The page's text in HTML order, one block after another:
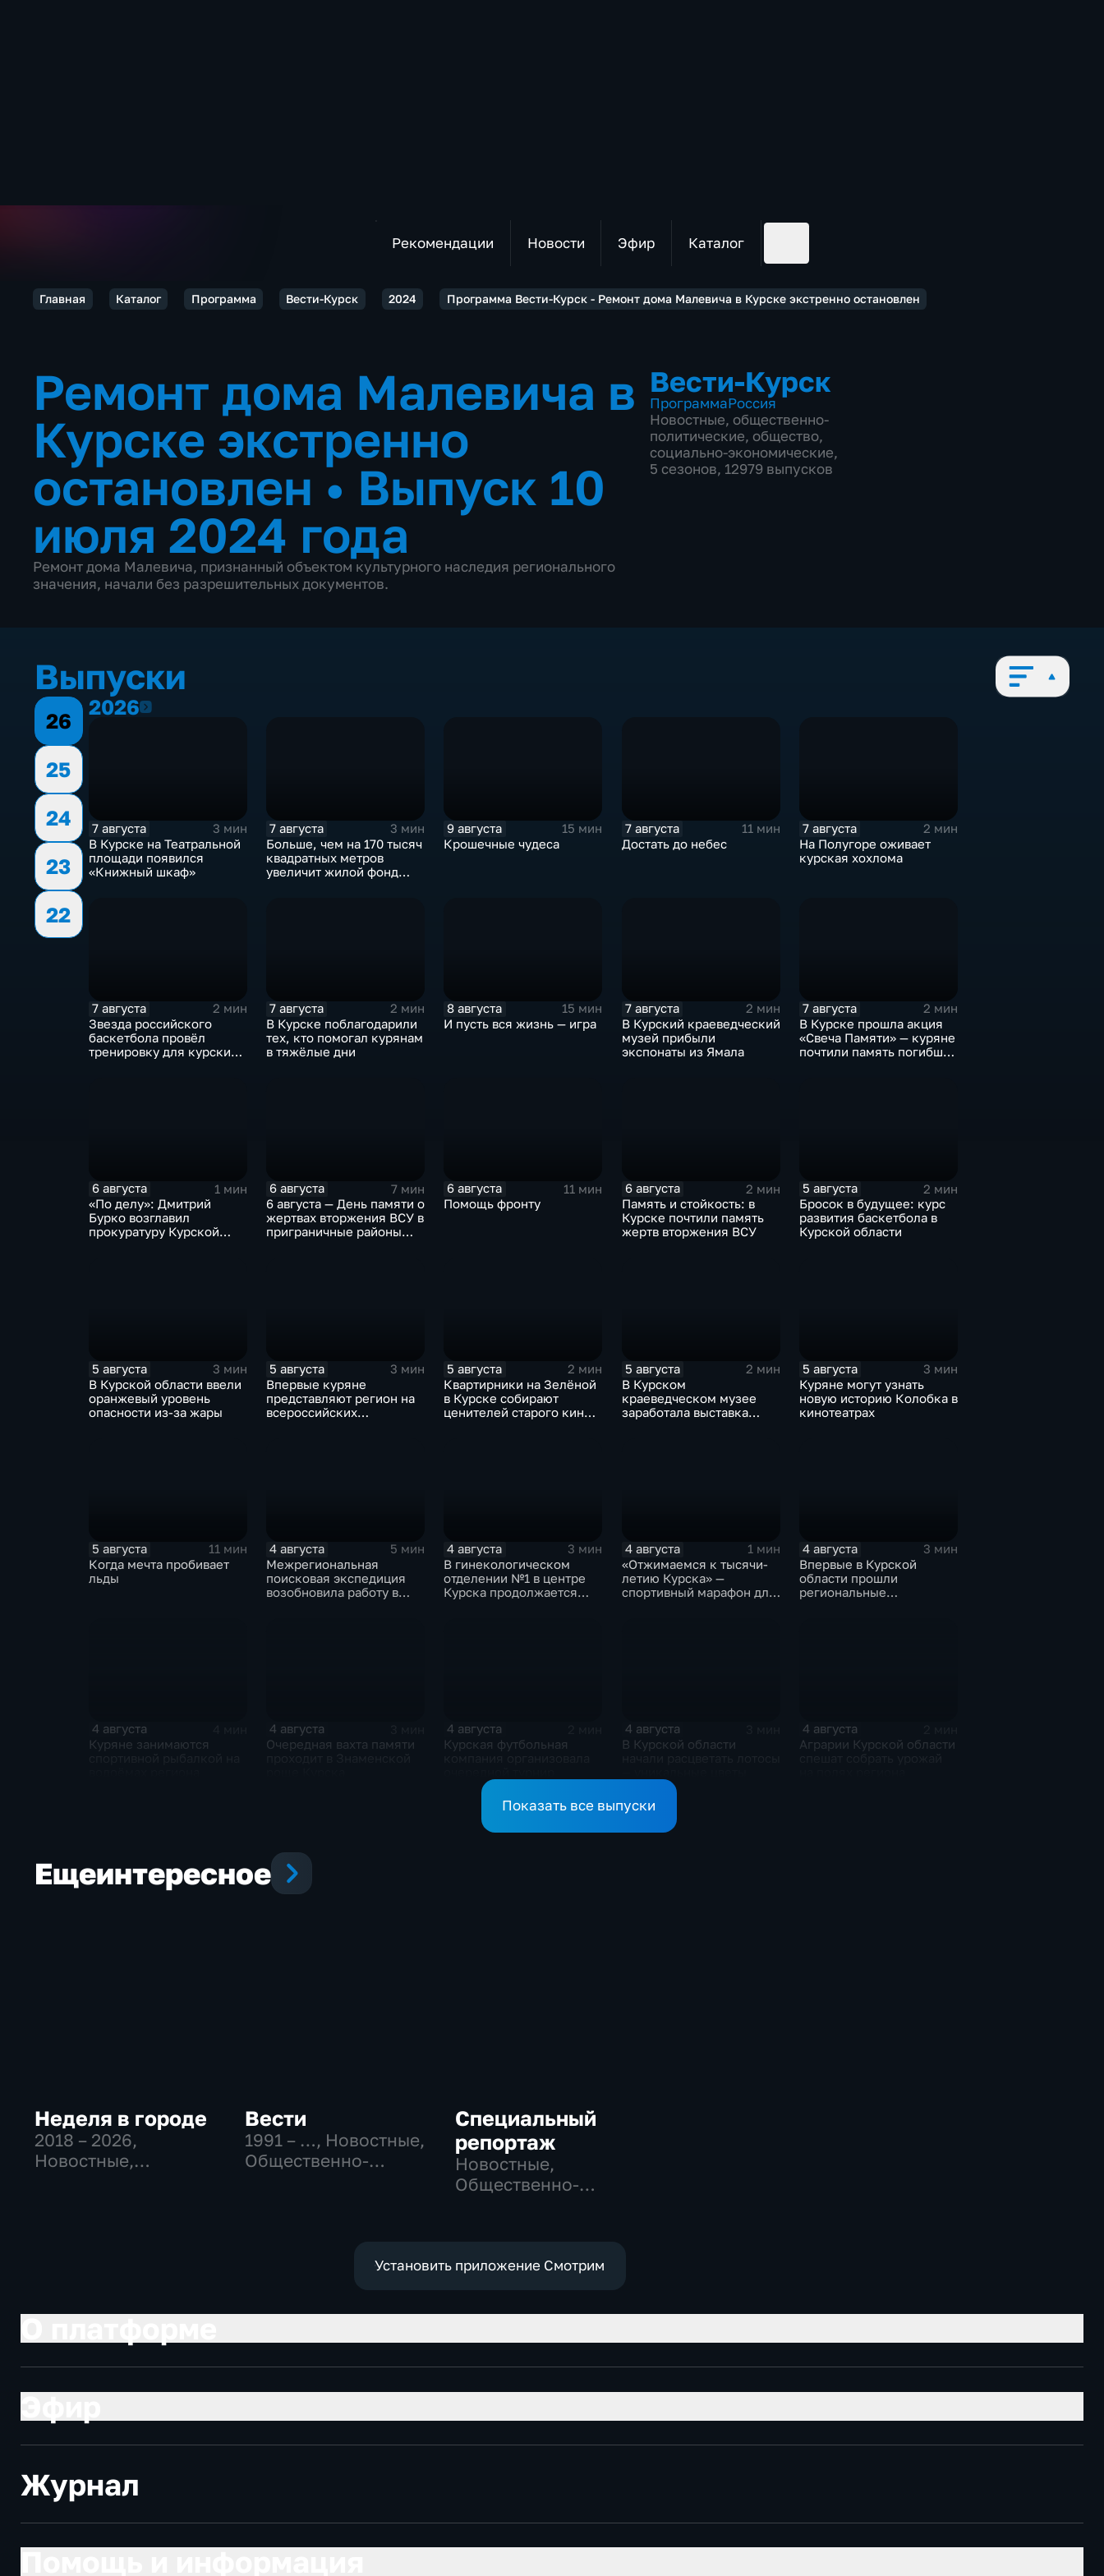
Рекомендации Новости Эфир Каталог
Главная Каталог Программа Вести-Курск 2024 Программа Вести-Курск - Ремонт дома Малевича в Курске экстренно остановлен
Ремонт дома Малевича в
Курске экстренно
остановлен • Выпуск 10
июля 2024 года
Ремонт дома Малевича, признанный объектом культурного наследия регионального
значения, начали без разрешительных документов.
Вести-Курск
ПрограммаРоссия
Новостные, общественно-
политические, общество,
социально-экономические,
5 сезонов, 12979 выпусков
Выпуски
26
25
24
23
22
20262026
7 августа
3 мин
В Курске на Театральной
площади появился
«Книжный шкаф»
7 августа
3 мин
Больше, чем на 170 тысяч
квадратных метров
увеличит жилой фонд
9 августа
15 мин
Крошечные чудеса
7 августа
11 мин
Достать до небес
7 августа
2 мин
На Полугоре оживает
курская хохлома
7 августа
2 мин
Звезда российского
баскетбола провёл
тренировку для курских
7 августа
2 мин
В Курске поблагодарили
тех, кто помогал курянам
в тяжёлые дни
8 августа
15 мин
И пусть вся жизнь — игра
7 августа
2 мин
В Курский краеведческий
музей прибыли
экспонаты из Ямала
7 августа
2 мин
В Курске прошла акция
«Свеча Памяти» — куряне
почтили память погибших
6 августа
1 мин
«По делу»: Дмитрий
Бурко возглавил
прокуратуру Курской
6 августа
7 мин
6 августа — День памяти о
жертвах вторжения ВСУ в
приграничные районы
6 августа
11 мин
Помощь фронту
6 августа
2 мин
Память и стойкость: в
Курске почтили память
жертв вторжения ВСУ
5 августа
2 мин
Бросок в будущее: курс
развития баскетбола в
Курской области
5 августа
3 мин
В Курской области ввели
оранжевый уровень
опасности из-за жары
5 августа
3 мин
Впервые куряне
представляют регион на
всероссийских
5 августа
2 мин
Квартирники на Зелёной
в Курске собирают
ценителей старого кино
5 августа
2 мин
В Курском
краеведческом музее
заработала выставка
5 августа
3 мин
Куряне могут узнать
новую историю Колобка в
кинотеатрах
5 августа
11 мин
Когда мечта пробивает
льды
4 августа
5 мин
Межрегиональная
поисковая экспедиция
возобновила работу в
4 августа
3 мин
В гинекологическом
отделении №1 в центре
Курска продолжается
4 августа
1 мин
«Отжимаемся к тысячи-
летию Курска» —
спортивный марафон для
4 августа
3 мин
Впервые в Курской
области прошли
региональные
4 августа
Куряне занимаются
4 августа
Очередная вахта памяти
4 августа
Курская футбольная
4 августа
В Курской области
4 августа
Аграрии Курской области
Показать все выпуски
Ещеинтересное
Неделя в городе
2018 – 2026,
Новостные,
Вести
1991 – …, Новостные,
Общественно-
Специальный
репортаж
Новостные,
Общественно-
Установить приложение Смотрим
Журнал